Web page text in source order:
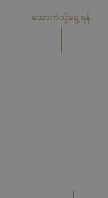
အောက်သို့ရွေ့ရန်